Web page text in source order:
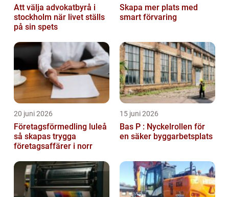
Att välja advokatbyrå i
stockholm när livet ställs
på sin spets
Skapa mer plats med
smart förvaring
20 juni 2026
Företagsförmedling luleå
så skapas trygga
företagsaffärer i norr
15 juni 2026
Bas P : Nyckelrollen för
en säker byggarbetsplats